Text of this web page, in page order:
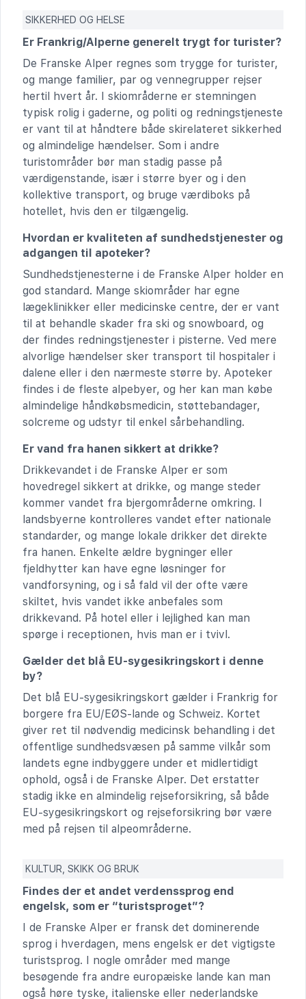
SIKKERHED OG HELSE
Er Frankrig/Alperne generelt trygt for turister?
De Franske Alper regnes som trygge for turister,
og mange familier, par og vennegrupper rejser
hertil hvert år. I skiområderne er stemningen
typisk rolig i gaderne, og politi og redningstjeneste
er vant til at håndtere både skirelateret sikkerhed
og almindelige hændelser. Som i andre
turistområder bør man stadig passe på
værdigenstande, især i større byer og i den
kollektive transport, og bruge værdiboks på
hotellet, hvis den er tilgængelig.
Hvordan er kvaliteten af sundhedstjenester og
adgangen til apoteker?
Sundhedstjenesterne i de Franske Alper holder en
god standard. Mange skiområder har egne
lægeklinikker eller medicinske centre, der er vant
til at behandle skader fra ski og snowboard, og
der findes redningstjenester i pisterne. Ved mere
alvorlige hændelser sker transport til hospitaler i
dalene eller i den nærmeste større by. Apoteker
findes i de fleste alpebyer, og her kan man købe
almindelige håndkøbsmedicin, støttebandager,
solcreme og udstyr til enkel sårbehandling.
Er vand fra hanen sikkert at drikke?
Drikkevandet i de Franske Alper er som
hovedregel sikkert at drikke, og mange steder
kommer vandet fra bjergområderne omkring. I
landsbyerne kontrolleres vandet efter nationale
standarder, og mange lokale drikker det direkte
fra hanen. Enkelte ældre bygninger eller
fjeldhytter kan have egne løsninger for
vandforsyning, og i så fald vil der ofte være
skiltet, hvis vandet ikke anbefales som
drikkevand. På hotel eller i lejlighed kan man
spørge i receptionen, hvis man er i tvivl.
Gælder det blå EU-sygesikringskort i denne
by?
Det blå EU-sygesikringskort gælder i Frankrig for
borgere fra EU/EØS-lande og Schweiz. Kortet
giver ret til nødvendig medicinsk behandling i det
offentlige sundhedsvæsen på samme vilkår som
landets egne indbyggere under et midlertidigt
ophold, også i de Franske Alper. Det erstatter
stadig ikke en almindelig rejseforsikring, så både
EU-sygesikringskort og rejseforsikring bør være
med på rejsen til alpeområderne.
KULTUR, SKIKK OG BRUK
Findes der et andet verdenssprog end
engelsk, som er “turistsproget”?
I de Franske Alper er fransk det dominerende
sprog i hverdagen, mens engelsk er det vigtigste
turistsprog. I nogle områder med mange
besøgende fra andre europæiske lande kan man
også høre tyske, italienske eller nederlandske